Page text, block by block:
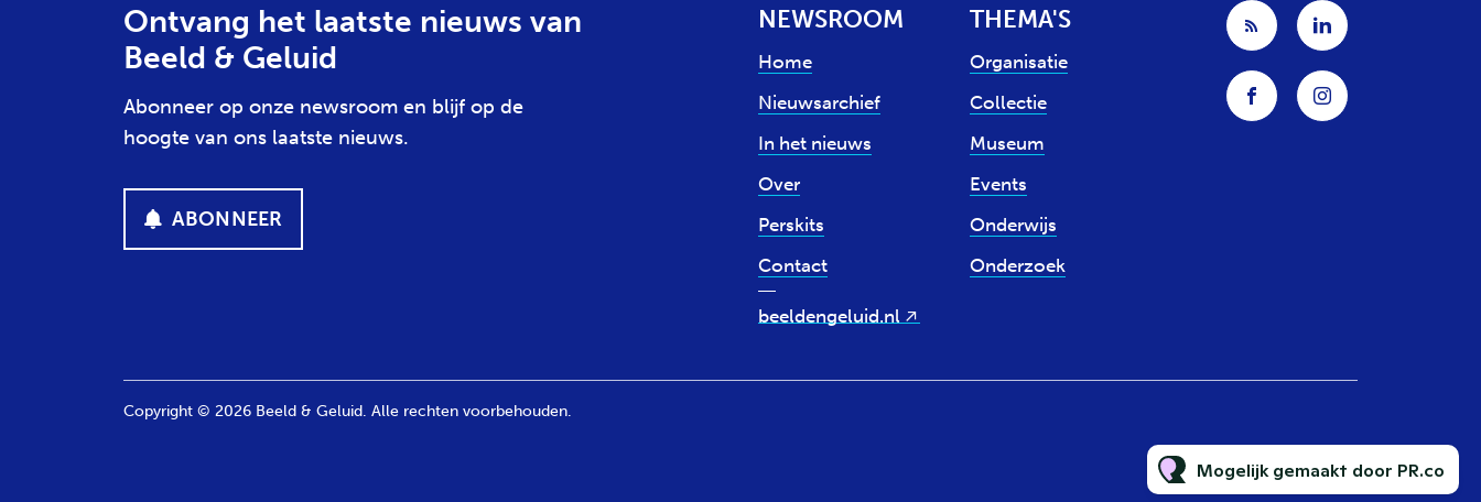
Ontvang het laatste nieuws van
Beeld & Geluid
Abonneer op onze newsroom en blijf op de
hoogte van ons laatste nieuws.
ABONNEER
NEWSROOM
Home
Nieuwsarchief
In het nieuws
Over
Perskits
Contact
beeldengeluid.nl
THEMA'S
Organisatie
Collectie
Museum
Events
Onderwijs
Onderzoek
Copyright © 2026 Beeld & Geluid. Alle rechten voorbehouden.
Mogelijk gemaakt door PR.co